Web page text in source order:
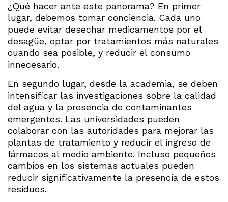
¿Qué hacer ante este panorama? En primer
lugar, debemos tomar conciencia. Cada uno
puede evitar desechar medicamentos por el
desagüe, optar por tratamientos más naturales
cuando sea posible, y reducir el consumo
innecesario.
En segundo lugar, desde la academia, se deben
intensificar las investigaciones sobre la calidad
del agua y la presencia de contaminantes
emergentes. Las universidades pueden
colaborar con las autoridades para mejorar las
plantas de tratamiento y reducir el ingreso de
fármacos al medio ambiente. Incluso pequeños
cambios en los sistemas actuales pueden
reducir significativamente la presencia de estos
residuos.